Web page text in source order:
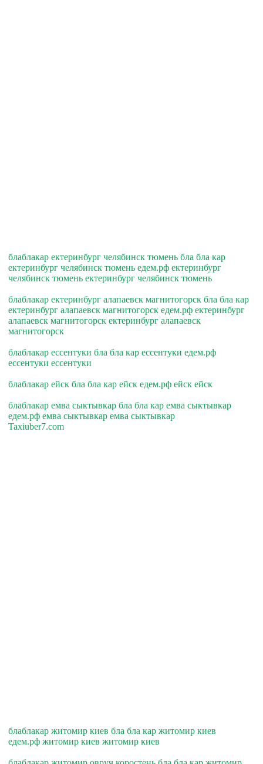
блаблакар ектеринбург челябинск тюмень бла бла кар
ектеринбург челябинск тюмень едем.рф ектеринбург
челябинск тюмень ектеринбург челябинск тюмень
блаблакар ектеринбург алапаевск магнитогорск бла бла кар
ектеринбург алапаевск магнитогорск едем.рф ектеринбург
алапаевск магнитогорск ектеринбург алапаевск
магнитогорск
блаблакар ессентуки бла бла кар ессентуки едем.рф
ессентуки ессентуки
блаблакар ейск бла бла кар ейск едем.рф ейск ейск
блаблакар емва сыктывкар бла бла кар емва сыктывкар
едем.рф емва сыктывкар емва сыктывкар
Taxiuber7.com
блаблакар житомир киев бла бла кар житомир киев
едем.рф житомир киев житомир киев